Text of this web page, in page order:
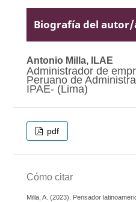
Biografía del autor/
Antonio Milla, ILAE
Administrador de
Peruano de
IPAE- (Lima)
pdf
Cómo citar
Milla, A. (2023). Pensador